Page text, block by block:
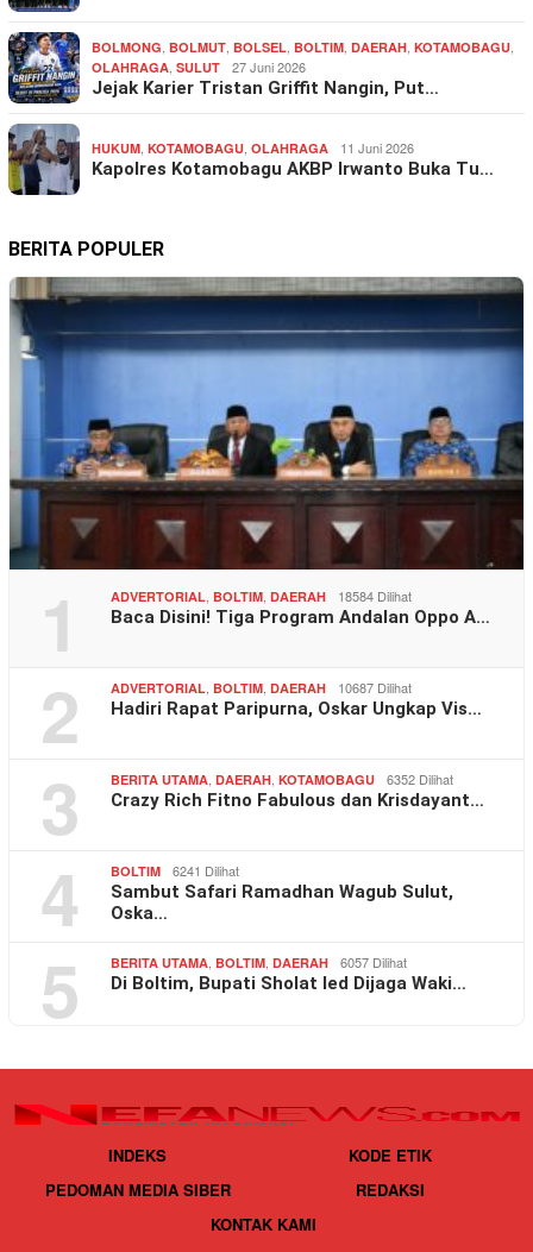
BOLMONG BOLMUT BOLSEL BOLTIM DAERAH KOTAMOBAGU
OLAHRAGA SULUT 27 Juni 2026
Jejak Karier Tristan Griffit Nangin, Put…
HUKUM KOTAMOBAGU OLAHRAGA 11 Juni 2026
Kapolres Kotamobagu AKBP Irwanto Buka Tu…
BERITA POPULER
1 ADVERTORIAL BOLTIM DAERAH 18584 Dilihat
Baca Disini! Tiga Program Andalan Oppo A…
2 ADVERTORIAL BOLTIM DAERAH 10687 Dilihat
Hadiri Rapat Paripurna, Oskar Ungkap Vis…
3 BERITA UTAMA DAERAH KOTAMOBAGU 6352 Dilihat
Crazy Rich Fitno Fabulous dan Krisdayant…
4 BOLTIM 6241 Dilihat
Sambut Safari Ramadhan Wagub Sulut,
Oska…
5 BERITA UTAMA BOLTIM DAERAH 6057 Dilihat
Di Boltim, Bupati Sholat Ied Dijaga Waki…
INDEKS
KODE ETIK
PEDOMAN MEDIA SIBER
REDAKSI
KONTAK KAMI